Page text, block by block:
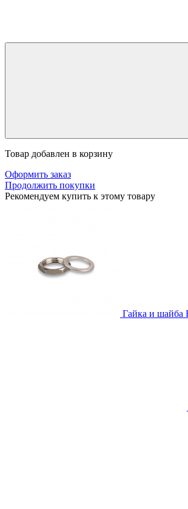
Товар добавлен в корзину
Оформить заказ
Продолжить покупки
Рекомендуем купить к этому товару
Гайка и шайба